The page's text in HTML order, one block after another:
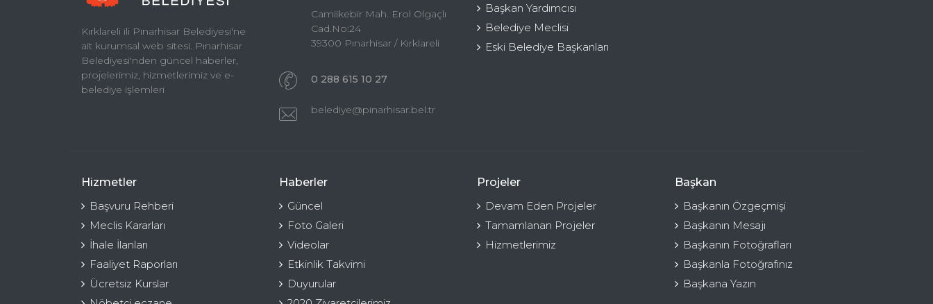
Kırklareli ili Pınarhisar Belediyesi'ne
ait kurumsal web sitesi. Pınarhisar
Belediyesi'nden güncel haberler,
projelerimiz, hizmetlerimiz ve e-
belediye işlemleri
Camiikebir Mah. Erol Olgaçlı
Cad.No:24
39300 Pınarhisar / Kırklareli
0 288 615 10 27
belediye@pinarhisar.bel.tr
Başkan Yardımcısı
Belediye Meclisi
Eski Belediye Başkanları
Hizmetler
Başvuru Rehberi
Meclis Kararları
İhale İlanları
Faaliyet Raporları
Ücretsiz Kurslar
Haberler
Güncel
Foto Galeri
Videolar
Etkinlik Takvimi
Duyurular
Projeler
Devam Eden Projeler
Tamamlanan Projeler
Hizmetlerimiz
Başkan
Başkanın Özgeçmişi
Başkanın Mesajı
Başkanın Fotoğrafları
Başkanla Fotoğrafınız
Başkana Yazın